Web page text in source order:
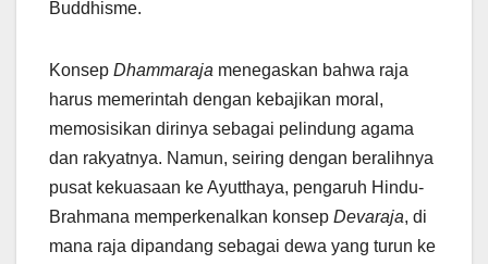
Buddhisme.
Konsep Dhammaraja menegaskan bahwa raja
harus memerintah dengan kebajikan moral,
memosisikan dirinya sebagai pelindung agama
dan rakyatnya. Namun, seiring dengan beralihnya
pusat kekuasaan ke Ayutthaya, pengaruh Hindu-
Brahmana memperkenalkan konsep Devaraja, di
mana raja dipandang sebagai dewa yang turun ke